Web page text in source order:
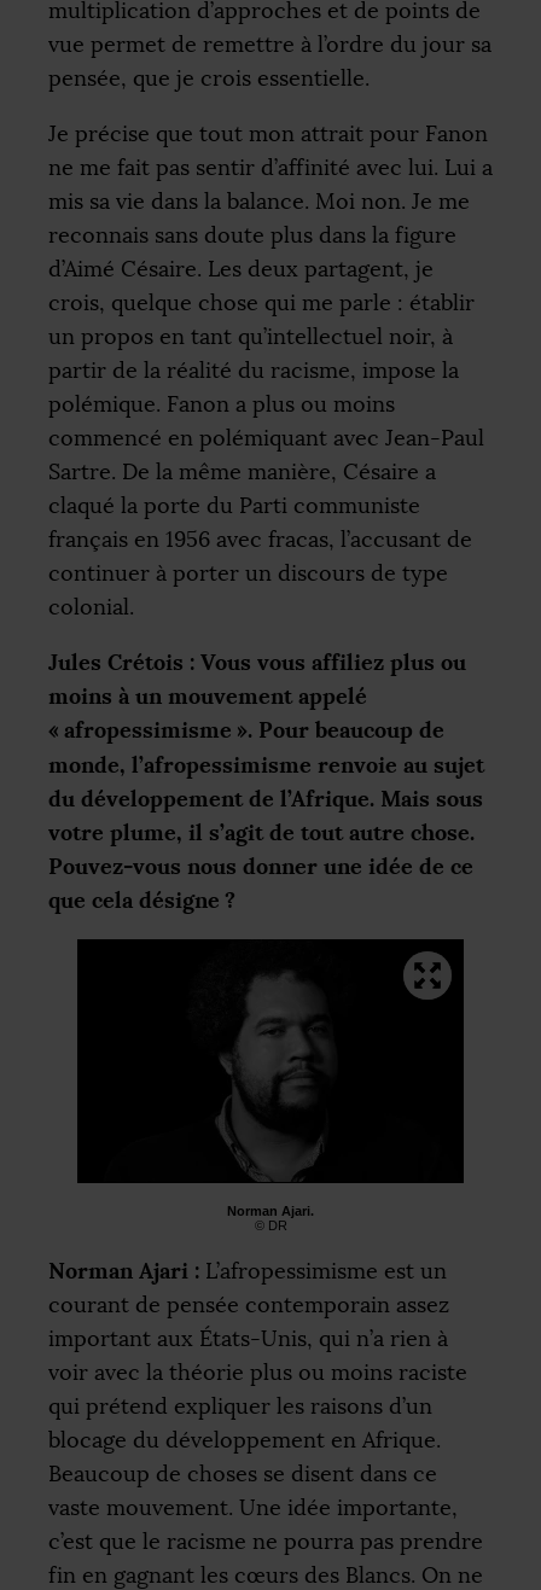
multiplication d’approches et de points de
vue permet de remettre à l’ordre du jour sa
pensée, que je crois essentielle.
Je précise que tout mon attrait pour Fanon
ne me fait pas sentir d’affinité avec lui. Lui a
mis sa vie dans la balance. Moi non. Je me
reconnais sans doute plus dans la figure
d’Aimé Césaire. Les deux partagent, je
crois, quelque chose qui me parle : établir
un propos en tant qu’intellectuel noir, à
partir de la réalité du racisme, impose la
polémique. Fanon a plus ou moins
commencé en polémiquant avec Jean-Paul
Sartre. De la même manière, Césaire a
claqué la porte du Parti communiste
français en 1956 avec fracas, l’accusant de
continuer à porter un discours de type
colonial.
Jules Crétois : Vous vous affiliez plus ou
moins à un mouvement appelé
« afropessimisme ». Pour beaucoup de
monde, l’afropessimisme renvoie au sujet
du développement de l’Afrique. Mais sous
votre plume, il s’agit de tout autre chose.
Pouvez-vous nous donner une idée de ce
que cela désigne ?
Norman Ajari.
© DR
Norman Ajari : L’afropessimisme est un
courant de pensée contemporain assez
important aux États-Unis, qui n’a rien à
voir avec la théorie plus ou moins raciste
qui prétend expliquer les raisons d’un
blocage du développement en Afrique.
Beaucoup de choses se disent dans ce
vaste mouvement. Une idée importante,
c’est que le racisme ne pourra pas prendre
fin en gagnant les cœurs des Blancs. On ne